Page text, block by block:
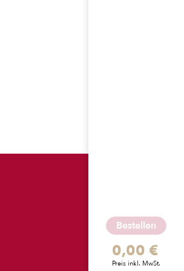
Bestellen
0,00 €
Preis inkl. MwSt.